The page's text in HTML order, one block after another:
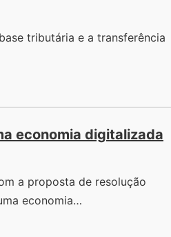
tributária e a transferência
economia digitalizada
a proposta de resolução
economia…